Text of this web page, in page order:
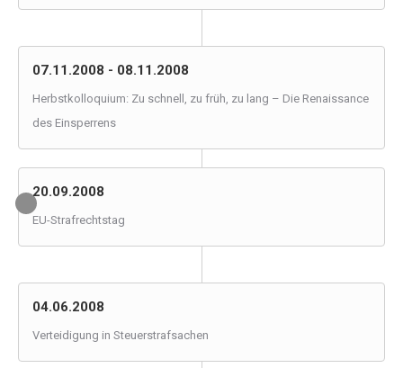
07.11.2008 - 08.11.2008
Herbstkolloquium: Zu schnell, zu früh, zu lang – Die Renaissance
des Einsperrens
20.09.2008
EU-Strafrechtstag
04.06.2008
Verteidigung in Steuerstrafsachen